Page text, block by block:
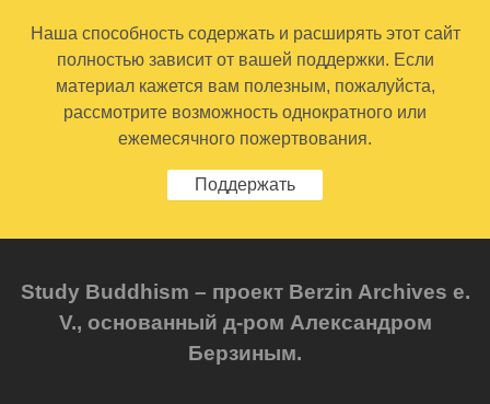
Наша способность содержать и расширять этот сайт
полностью зависит от вашей поддержки. Если
материал кажется вам полезным, пожалуйста,
рассмотрите возможность однократного или
ежемесячного пожертвования.
Поддержать
Study Buddhism – проект Berzin Archives e.
V., основанный д-ром Александром
Берзиным.